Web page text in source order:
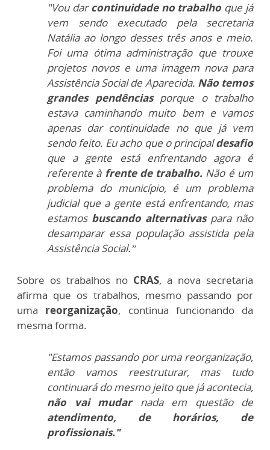
"Vou darcontinuidade no trabalho que já
vem sendo executado pela secretaria
Natália ao longo desses três anos e meio.
Foi uma ótima administração que trouxe
projetos novos e uma imagem nova para
Assistência Social de Aparecida. Não temos
grandes pendênciasporque o trabalho
estava caminhando muito bem e vamos
apenas dar continuidade no que já vem
sendo feito. Eu acho que o principaldesafio
que a gente está enfrentando agora é
referente à frente de trabalho. Não é um
problema do município, é um problema
judicial que a gente está enfrentando, mas
estamos buscando alternativaspara não
desamparar essa população assistida pela
Assistência Social.”
Sobre os trabalhos no CRAS, a nova secretaria
afirma que os trabalhos, mesmo passando por
uma reorganização, continua funcionando da
mesma forma.
"Estamos passando por uma reorganização,
então vamos reestruturar, mas tudo
continuará do mesmo jeito que já acontecia,
não vai mudarnada em questão de
atendimento, de horários, de
profissionais."